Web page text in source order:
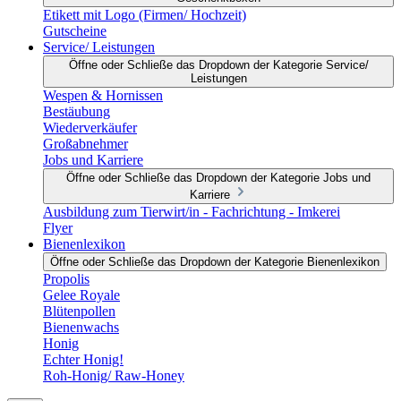
Etikett mit Logo (Firmen/ Hochzeit)
Gutscheine
Service/ Leistungen
Öffne oder Schließe das Dropdown der Kategorie Service/
Leistungen
Wespen & Hornissen
Bestäubung
Wiederverkäufer
Großabnehmer
Jobs und Karriere
Öffne oder Schließe das Dropdown der Kategorie Jobs und
Karriere
Ausbildung zum Tierwirt/in - Fachrichtung - Imkerei
Flyer
Bienenlexikon
Öffne oder Schließe das Dropdown der Kategorie Bienenlexikon
Propolis
Gelee Royale
Blütenpollen
Bienenwachs
Honig
Echter Honig!
Roh-Honig/ Raw-Honey